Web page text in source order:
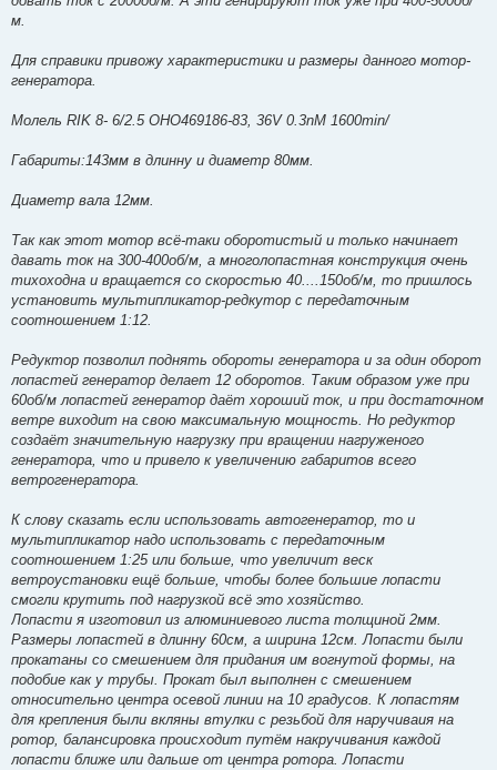
м.
Для справики привожу характеристики и размеры данного мотор-
генератора.
Молель RIK 8- 6/2.5 OHO469186-83, 36V 0.3nM 1600min/
Габариты:143мм в длинну и диаметр 80мм.
Диаметр вала 12мм.
Так как этот мотор всё-таки оборотистый и только начинает
давать ток на 300-400об/м, а многолопастная конструкция очень
тихоходна и вращается со скоростью 40....150об/м, то пришлось
установить мультипликатор-редкутор с передаточным
соотношением 1:12.
Редуктор позволил поднять обороты генератора и за один оборот
лопастей генератор делает 12 оборотов. Таким образом уже при
60об/м лопастей генератор даёт хороший ток, и при достаточном
ветре виходит на свою максимальную мощность. Но редуктор
создаёт значительную нагрузку при вращении нагруженого
генератора, что и привело к увеличению габаритов всего
ветрогенератора.
К слову сказать если использовать автогенератор, то и
мультипликатор надо использовать с передаточным
соотношением 1:25 или больше, что увеличит веск
ветроустановки ещё больше, чтобы более большие лопасти
смогли крутить под нагрузкой всё это хозяйство.
Лопасти я изготовил из алюминиевого листа толщиной 2мм.
Размеры лопастей в длинну 60см, а ширина 12см. Лопасти были
прокатаны со смешением для придания им вогнутой формы, на
подобие как у трубы. Прокат был выполнен с смешением
относительно центра осевой линии на 10 градусов. К лопастям
для крепления были вкляны втулки с резьбой для наручиваия на
ротор, балансировка происходит путём накручивания каждой
лопасти ближе или дальше от центра ротора. Лопасти